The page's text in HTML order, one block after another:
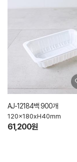
AJ-12184백 900개
120x180xH40mm
61,200원